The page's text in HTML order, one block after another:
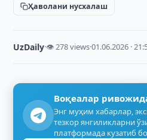
Ҳаволани нусхалаш
UzDaily·👁 278 views·01.06.2026 ·
Воқеалар
Энг муҳим хабарлар,
тезкор янгиликларни
платформада кузатиб